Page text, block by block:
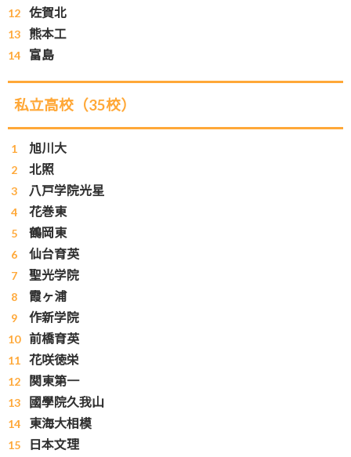
佐賀北
熊本工
富島
私立高校（35校）
旭川大
北照
八戸学院光星
花巻東
鶴岡東
仙台育英
聖光学院
霞ヶ浦
作新学院
前橋育英
花咲徳栄
関東第一
國學院久我山
東海大相模
日本文理